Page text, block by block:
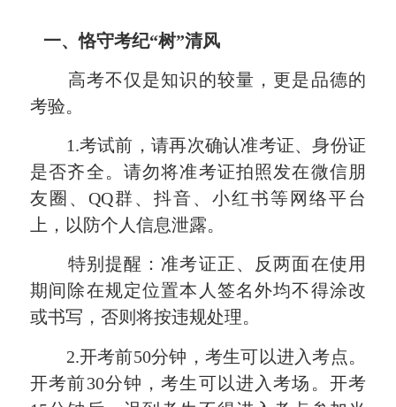
一、恪守考纪“树”清风
高考不仅是知识的较量，更是品德的
考验。
1.考试前，请再次确认准考证、身份证
是否齐全。请勿将准考证拍照发在微信朋
友圈、QQ群、抖音、小红书等网络平台
上，以防个人信息泄露。
特别提醒：准考证正、反两面在使用
期间除在规定位置本人签名外均不得涂改
或书写，否则将按违规处理。
2.开考前50分钟，考生可以进入考点。
开考前30分钟，考生可以进入考场。开考